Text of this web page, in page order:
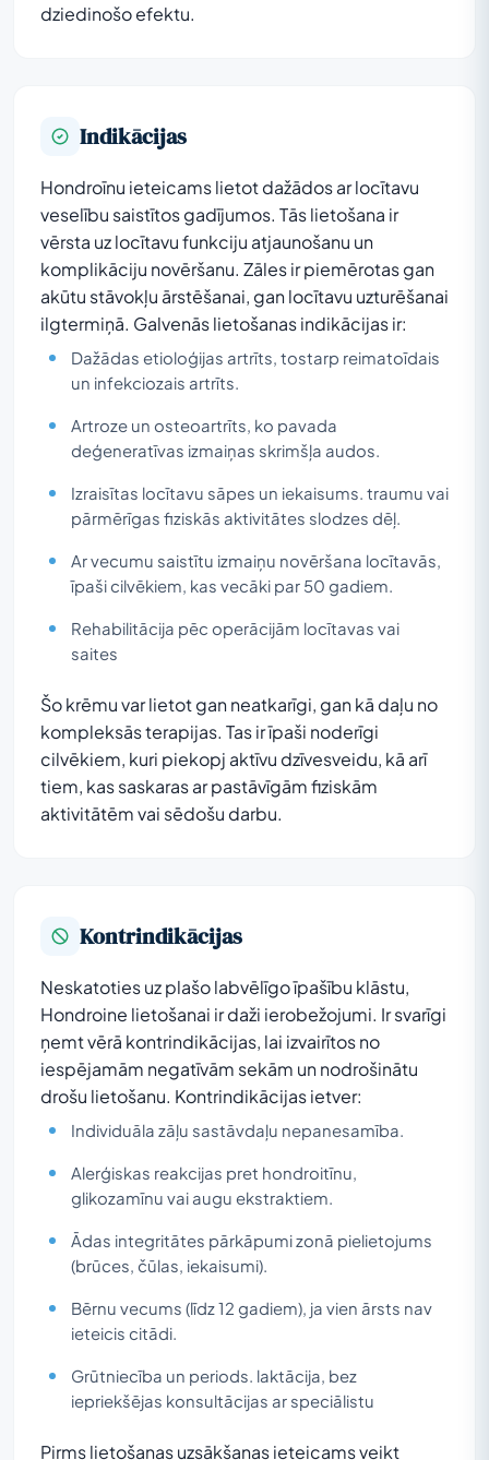
dziedinošo efektu.
Indikācijas
Hondroīnu ieteicams lietot dažādos ar locītavu
veselību saistītos gadījumos. Tās lietošana ir
vērsta uz locītavu funkciju atjaunošanu un
komplikāciju novēršanu. Zāles ir piemērotas gan
akūtu stāvokļu ārstēšanai, gan locītavu uzturēšanai
ilgtermiņā. Galvenās lietošanas indikācijas ir:
Dažādas etioloģijas artrīts, tostarp reimatoīdais
un infekciozais artrīts.
Artroze un osteoartrīts, ko pavada
deģeneratīvas izmaiņas skrimšļa audos.
Izraisītas locītavu sāpes un iekaisums. traumu vai
pārmērīgas fiziskās aktivitātes slodzes dēļ.
Ar vecumu saistītu izmaiņu novēršana locītavās,
īpaši cilvēkiem, kas vecāki par 50 gadiem.
Rehabilitācija pēc operācijām locītavas vai
saites
Šo krēmu var lietot gan neatkarīgi, gan kā daļu no
kompleksās terapijas. Tas ir īpaši noderīgi
cilvēkiem, kuri piekopj aktīvu dzīvesveidu, kā arī
tiem, kas saskaras ar pastāvīgām fiziskām
aktivitātēm vai sēdošu darbu.
Kontrindikācijas
Neskatoties uz plašo labvēlīgo īpašību klāstu,
Hondroine lietošanai ir daži ierobežojumi. Ir svarīgi
ņemt vērā kontrindikācijas, lai izvairītos no
iespējamām negatīvām sekām un nodrošinātu
drošu lietošanu. Kontrindikācijas ietver:
Individuāla zāļu sastāvdaļu nepanesamība.
Alerģiskas reakcijas pret hondroitīnu,
glikozamīnu vai augu ekstraktiem.
Ādas integritātes pārkāpumi zonā pielietojums
(brūces, čūlas, iekaisumi).
Bērnu vecums (līdz 12 gadiem), ja vien ārsts nav
ieteicis citādi.
Grūtniecība un periods. laktācija, bez
iepriekšējas konsultācijas ar speciālistu
Pirms lietošanas uzsākšanas ieteicams veikt